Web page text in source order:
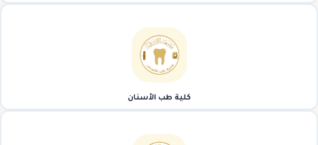
كلية طب الأسنان